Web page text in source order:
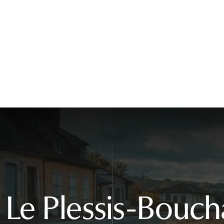
Plessis-